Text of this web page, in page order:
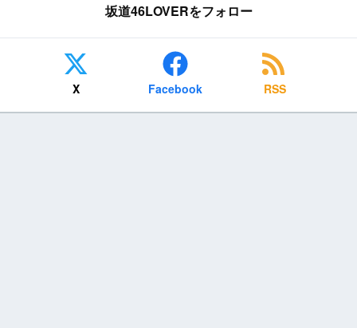
坂道46LOVERをフォロー
X Facebook RSS